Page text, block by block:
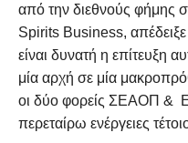
από την διεθνούς φήμης
Spirits Business, απέδειξε
είναι δυνατή η επίτευξη
μία αρχή σε μία
οι δύο φορείς ΣΕΑΟΠ &
περεταίρω ενέργειες